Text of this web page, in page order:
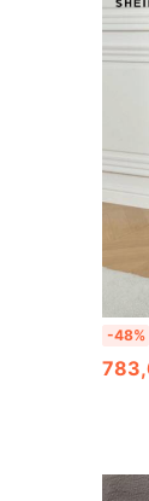
-48%